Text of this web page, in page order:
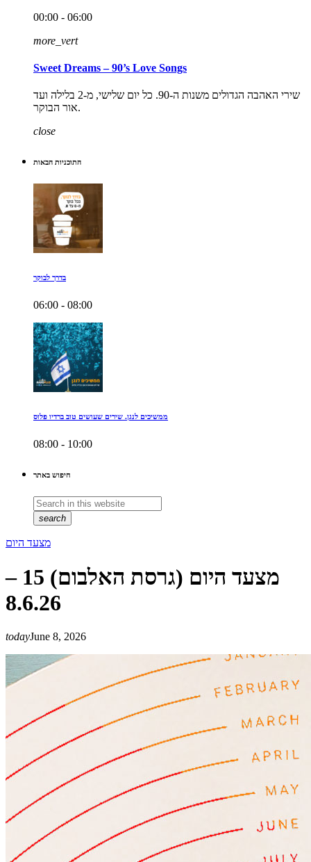
00:00 - 06:00
more_vert
Sweet Dreams – 90’s Love Songs
שירי האהבה הגדולים משנות ה-90. כל יום שלישי, מ-2 בלילה ועד
אור הבוקר.
close
התוכניות הבאות
בדרך לבוקר
06:00 - 08:00
ממשיכים לנגן. שירים שעושים טוב ברדיו פלוס
08:00 - 10:00
חיפוש באתר
search
מצעד היום
מצעד היום (גרסת האלבום) 15 –
8.6.26
todayJune 8, 2026